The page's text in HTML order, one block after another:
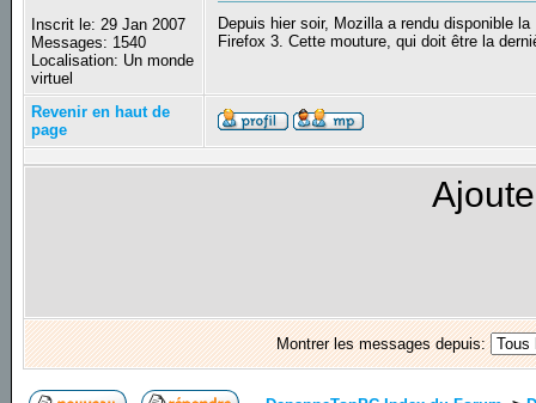
Inscrit le: 29 Jan 2007
Messages: 1540
Localisation: Un monde
virtuel
Depuis hier soir, Mozilla a rendu disponible
Firefox 3. Cette mouture, qui doit être la
Revenir en haut de
page
Montrer les messages depuis: